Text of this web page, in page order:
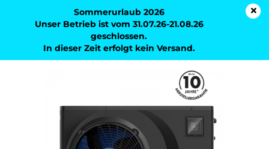
Sommerurlaub 2026
Unser Betrieb ist vom 31.07.26-21.08.26
geschlossen.
In dieser Zeit erfolgt kein Versand.
Pool Wärmepumpe Full Inverter 7,2KW mit WIFI